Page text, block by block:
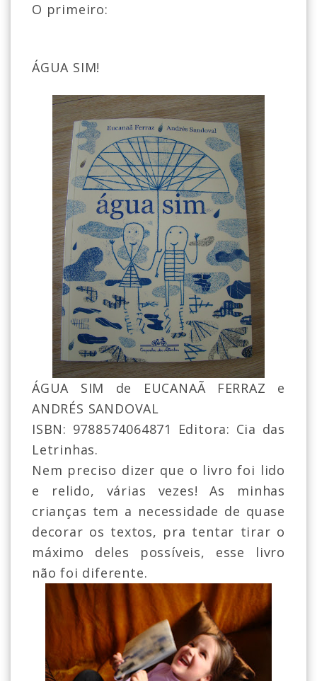
O primeiro:
ÁGUA SIM!
ÁGUA SIM de EUCANAÃ FERRAZ e
ANDRÉS SANDOVAL
ISBN: 9788574064871 Editora: Cia das
Letrinhas.
Nem preciso dizer que o livro foi lido
e relido, várias vezes! As minhas
crianças tem a necessidade de quase
decorar os textos, pra tentar tirar o
máximo deles possíveis, esse livro
não foi diferente.